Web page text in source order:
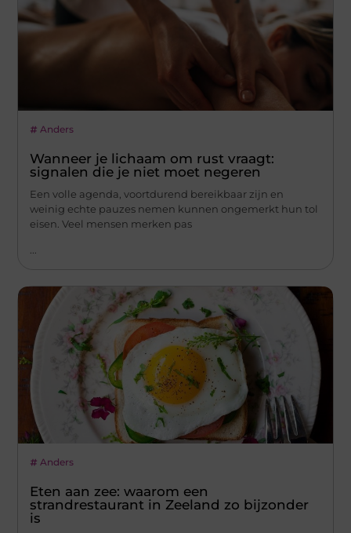
Anders
Wanneer je lichaam om rust vraagt:
signalen die je niet moet negeren
Een volle agenda, voortdurend bereikbaar zijn en
weinig echte pauzes nemen kunnen ongemerkt hun tol
eisen. Veel mensen merken pas
...
Anders
Eten aan zee: waarom een
strandrestaurant in Zeeland zo bijzonder
is